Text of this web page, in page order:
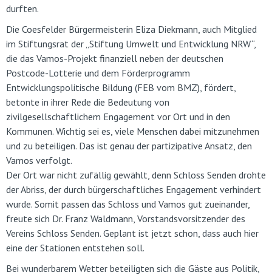
durften.
Die Coesfelder Bürgermeisterin Eliza Diekmann, auch Mitglied
im Stiftungsrat der „Stiftung Umwelt und Entwicklung NRW“,
die das Vamos-Projekt finanziell neben der deutschen
Postcode-Lotterie und dem Förderprogramm
Entwicklungspolitische Bildung (FEB vom BMZ), fördert,
betonte in ihrer Rede die Bedeutung von
zivilgesellschaftlichem Engagement vor Ort und in den
Kommunen. Wichtig sei es, viele Menschen dabei mitzunehmen
und zu beteiligen. Das ist genau der partizipative Ansatz, den
Vamos verfolgt.
Der Ort war nicht zufällig gewählt, denn Schloss Senden drohte
der Abriss, der durch bürgerschaftliches Engagement verhindert
wurde. Somit passen das Schloss und Vamos gut zueinander,
freute sich Dr. Franz Waldmann, Vorstandsvorsitzender des
Vereins Schloss Senden. Geplant ist jetzt schon, dass auch hier
eine der Stationen entstehen soll.
Bei wunderbarem Wetter beteiligten sich die Gäste aus Politik,